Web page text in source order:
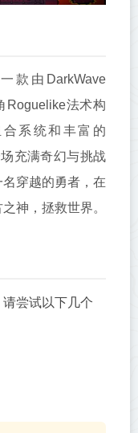
款由DarkWave
Roguelike法术构
系统和丰富的
充满奇幻与挑战
穿越的勇者，在
神，拯救世界。
尝试以下几个